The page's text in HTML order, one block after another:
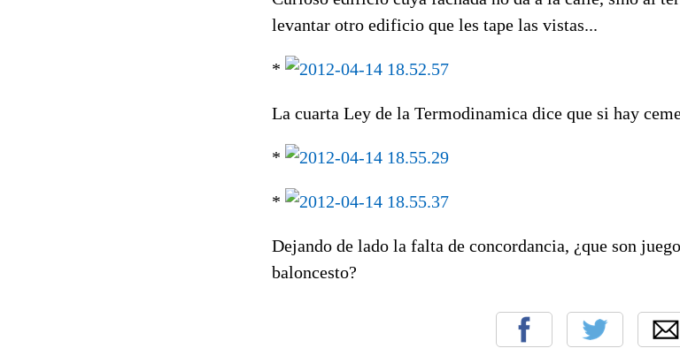
levantar otro edificio que les tape las vistas...
*
La cuarta Ley de la Termodinamica dice que si hay
*
*
Dejando de lado la falta de concordancia, ¿que son
baloncesto?